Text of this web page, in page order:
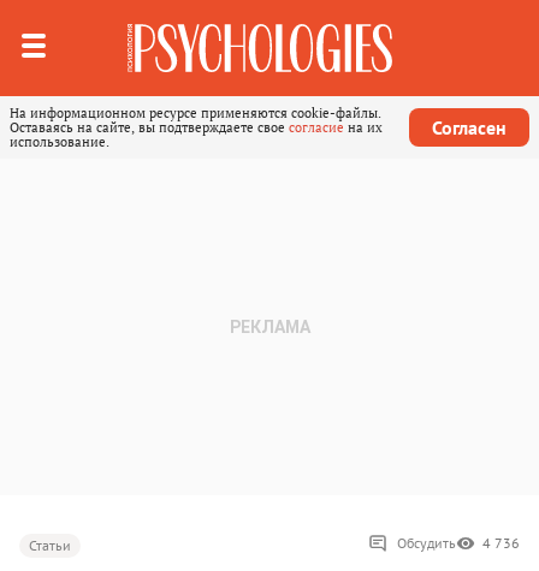
На информационном ресурсе применяются cookie-файлы.
Оставаясь на сайте, вы подтверждаете свое согласие на их
использование.
Согласен
Статьи Обсудить 4 736